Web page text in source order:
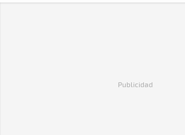
Publicidad